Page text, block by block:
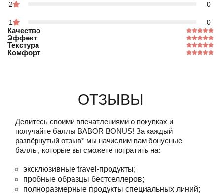
2 0
1 0
Качество
Эффект
Текстура
Комфорт
Отзывы
Делитесь своими впечатлениями о покупках и
получайте баллы BABOR BONUS! За каждый
развёрнутый отзыв* мы начислим вам бонусные
баллы, которые вы сможете потратить на:
эксклюзивные travel-продукты;
пробные образцы бестселлеров;
полноразмерные продукты специальных линий;